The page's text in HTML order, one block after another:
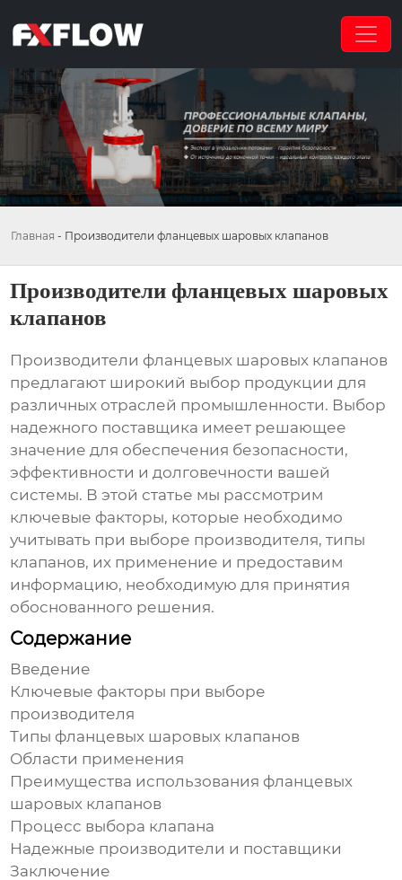
Главная - Производители фланцевых шаровых клапанов
Производители фланцевых шаровых
клапанов
Производители фланцевых шаровых клапанов
предлагают широкий выбор продукции для
различных отраслей промышленности. Выбор
надежного поставщика имеет решающее
значение для обеспечения безопасности,
эффективности и долговечности вашей
системы. В этой статье мы рассмотрим
ключевые факторы, которые необходимо
учитывать при выборе производителя, типы
клапанов, их применение и предоставим
информацию, необходимую для принятия
обоснованного решения.
Содержание
Введение
Ключевые факторы при выборе
производителя
Типы фланцевых шаровых клапанов
Области применения
Преимущества использования фланцевых
шаровых клапанов
Процесс выбора клапана
Надежные производители и поставщики
Заключение